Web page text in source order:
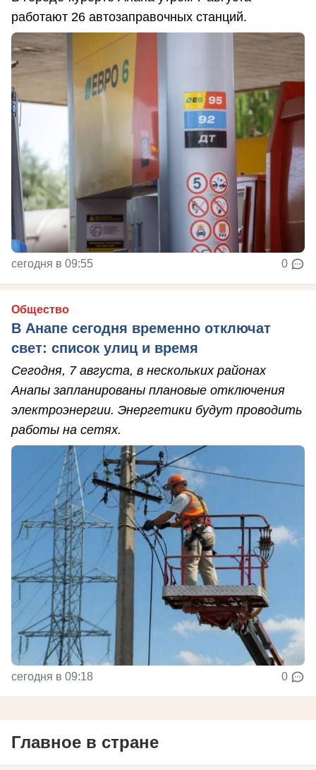
работают 26 автозаправочных станций.
сегодня в 09:55 0
Общество
В Анапе сегодня временно отключат
свет: список улиц и время
Сегодня, 7 августа, в нескольких районах
Анапы запланированы плановые отключения
электроэнергии. Энергетики будут проводить
работы на сетях.
сегодня в 09:18 0
Главное в стране